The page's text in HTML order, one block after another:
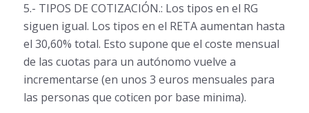
5.- TIPOS DE COTIZACIÓN.: Los tipos en el RG
siguen igual. Los tipos en el RETA aumentan hasta
el 30,60% total. Esto supone que el coste mensual
de las cuotas para un autónomo vuelve a
incrementarse (en unos 3 euros mensuales para
las personas que coticen por base minima).